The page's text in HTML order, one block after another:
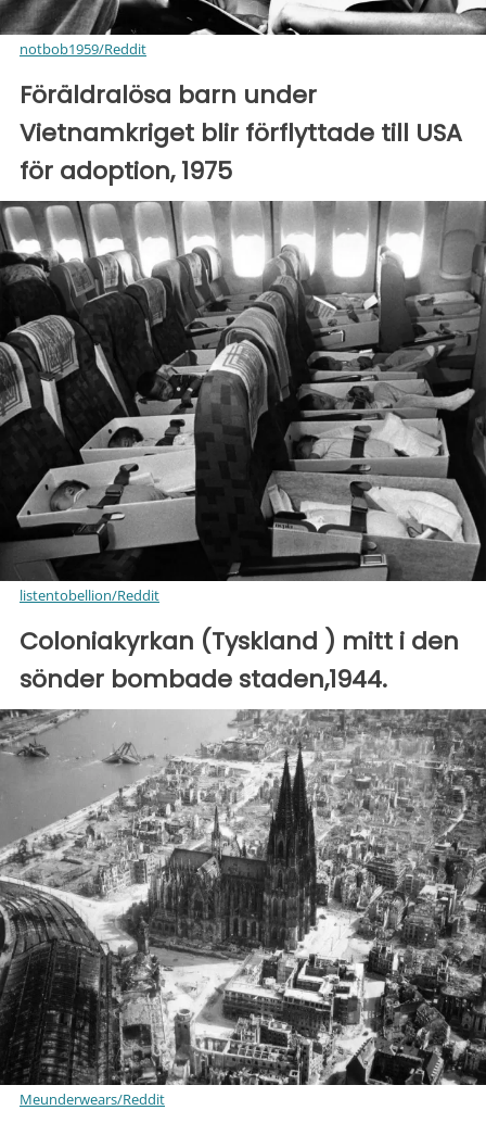
notbob1959/Reddit
Föräldralösa barn under
Vietnamkriget blir förflyttade till USA
för adoption, 1975
listentobellion/Reddit
Coloniakyrkan (Tyskland ) mitt i den
sönder bombade staden,1944.
Meunderwears/Reddit